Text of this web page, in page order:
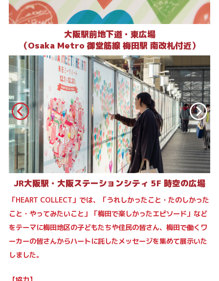
大阪駅前地下道・東広場
（Osaka Metro 御堂筋線 梅田駅 南改札付近）
JR大阪駅・大阪ステーションシティ 5F 時空の広場
「HEART COLLECT」では、「うれしかったこと・たのしかった
こと・やってみたいこと」「梅田で楽しかったエピソード」など
をテーマに梅田地区の子どもたちや住民の皆さん、梅田で働くワ
ーカーの皆さんからハートに託したメッセージを集めて展示いた
しました。